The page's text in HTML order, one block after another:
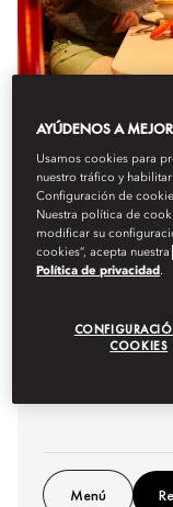
Gastronomía
APRÈS SKI:
Por quinto año
transforma la
Ver más
agosto 9 -
Menú
AYÚDENOS A
Usamos cookies para
nuestro tráfico y
Configuración de
Nuestra política de
modificar su
cookies”, acepta nuestra
Política de privacidad .
COOKIES